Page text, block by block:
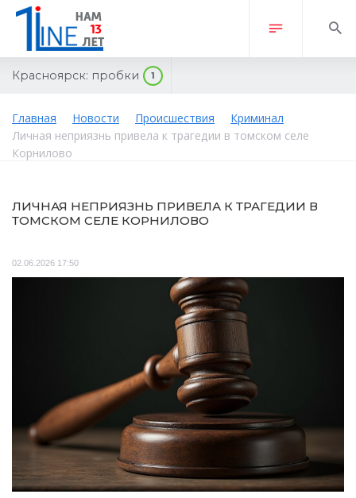
Красноярск: пробки 1
Главная Новости Происшествия
Криминал
Личная неприязнь привела к трагедии в томском селе
Корнилово
ЛИЧНАЯ НЕПРИЯЗНЬ ПРИВЕЛА К ТРАГЕДИИ В
ТОМСКОМ СЕЛЕ КОРНИЛОВО
02.06.2026 17:50